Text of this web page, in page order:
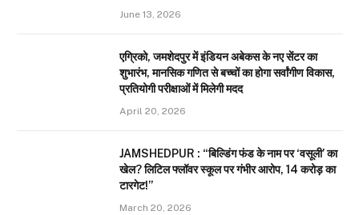
June 13, 2026
एग्रिको, जमशेदपुर में इंडियन अबेकस के नए सेंटर का
शुभारंभ, मानसिक गणित से बच्चों का होगा सर्वांगीण विकास,
प्रतियोगी परीक्षाओं में मिलेगी मदद
April 20, 2026
JAMSHEDPUR : “बिल्डिंग फंड के नाम पर ‘वसूली’ का
खेल? लिटिल फ्लॉवर स्कूल पर गंभीर आरोप, 14 करोड़ का
टारगेट!”
March 20, 2026